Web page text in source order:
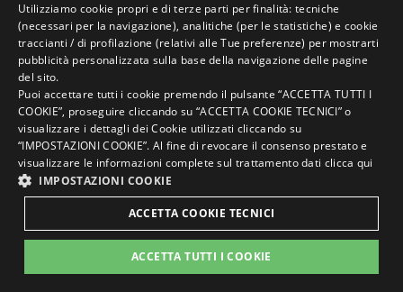
ITALIAN
ENGLISH
FRENCH
RUSSIAN
Utilizziamo cookie propri e di terze parti per finalità: tecniche
(necessari per la navigazione), analitiche (per le statistiche) e cookie
traccianti / di profilazione (relativi alle Tue preferenze) per mostrarti
pubblicità personalizzata sulla base della navigazione delle pagine
del sito.
Puoi accettare tutti i cookie premendo il pulsante “ACCETTA TUTTI I
COOKIE”, proseguire cliccando su “ACCETTA COOKIE TECNICI” o
visualizzare i dettagli dei Cookie utilizzati cliccando su
“IMPOSTAZIONI COOKIE”. Al fine di revocare il consenso prestato e
visualizzare le informazioni complete sul trattamento dati clicca qui
IMPOSTAZIONI COOKIE
ACCETTA TUTTI I COOKIE
ACCETTA COOKIE TECNICI